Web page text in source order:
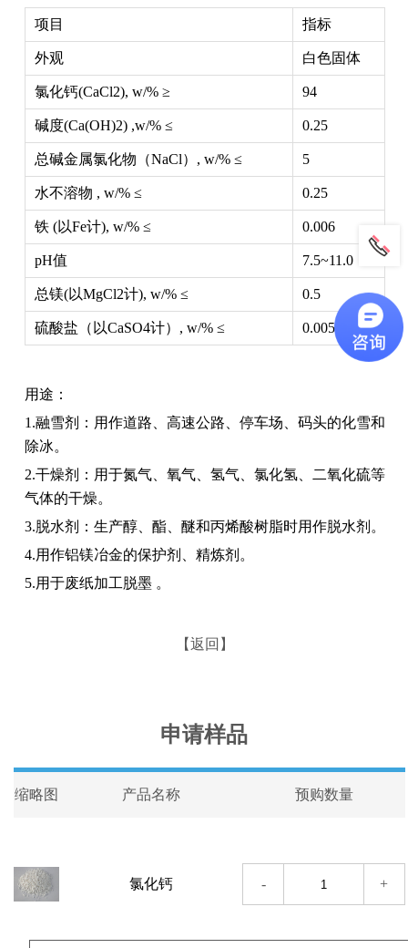
项目 指标
外观 白色固体
氯化钙(CaCl2), w/% ≥ 94
碱度(Ca(OH)2) ,w/% ≤ 0.25
总碱金属氯化物（NaCl）, w/% ≤ 5
水不溶物 , w/% ≤ 0.25
铁 (以Fe计), w/% ≤ 0.006
pH值 7.5~11.0
总镁(以MgCl2计), w/% ≤ 0.5
硫酸盐（以CaSO4计）, w/% ≤ 0.005
用途：
1.融雪剂：用作道路、高速公路、停车场、码头的化雪和
除冰。
2.干燥剂：用于氮气、氧气、氢气、氯化氢、二氧化硫等
气体的干燥。
3.脱水剂：生产醇、酯、醚和丙烯酸树脂时用作脱水剂。
4.用作铝镁冶金的保护剂、精炼剂。
5.用于废纸加工脱墨 。
【返回】
申请样品
缩略图 产品名称 预购数量
- +